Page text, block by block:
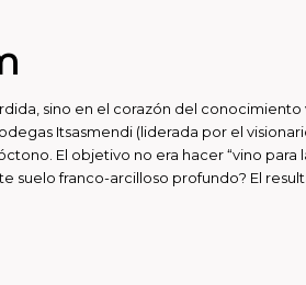
sino en el corazón del conocimiento
Itsasmendi (liderada por el
El objetivo no era hacer “vino para
suelo franco-arcilloso profundo? El